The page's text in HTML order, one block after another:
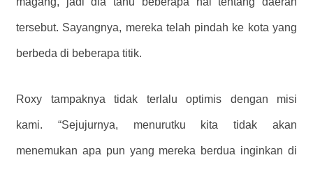
tersebut. Sayangnya, mereka telah pindah ke kota yang
berbeda di beberapa titik.
Roxy tampaknya tidak terlalu optimis dengan misi
kami. “Sejujurnya, menurutku kita tidak akan
menemukan apa pun yang mereka berdua inginkan di